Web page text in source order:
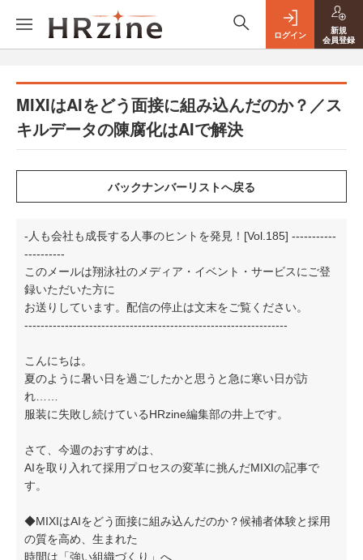
ログイン
新規
会員登録
MIXIはAIをどう面接に組み込んだのか？／ス
キルデータの陳腐化はAIで解決
-人も会社も成長する人事のヒントを発見！[Vol.185] -----------
----------
このメールは翔泳社のメディア・イベント・サービスにご登
録いただいた方に
お送りしています。配信の停止は文末をご覧ください。
-----------------------------------------------------------------
こんにちは。
夏のように暑い日を過ごしたかと思うと急に寒い日が訪
れ……
服装に失敗し続けているHRzine編集部の井上です。
さて、今週のおすすめは、
AIを取り入れて採用プロセスの変革に挑んだMIXIの記事で
す。
◆MIXIはAIをどう面接に組み込んだのか？候補者体験と採用
の質を高め、生まれた
時間は「強い組織づくり」へ